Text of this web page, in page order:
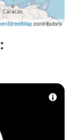
contributors